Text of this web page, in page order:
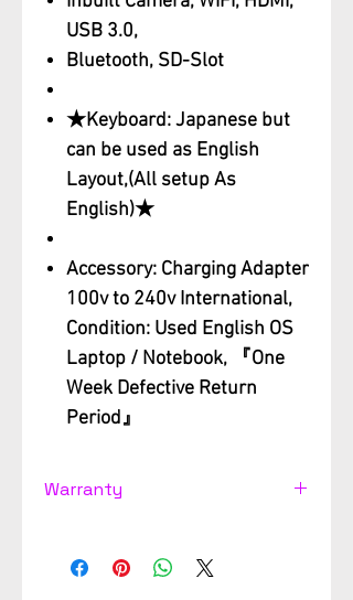
USB 3.0,
Bluetooth, SD-Slot
★Keyboard: Japanese but
can be used as English
Layout,(All setup As
English)★
Accessory: Charging Adapter
100v to 240v International,
Condition: Used English OS
Laptop / Notebook, 『One
Week Defective Return
Period』
Warranty
Warranty 3 month from the